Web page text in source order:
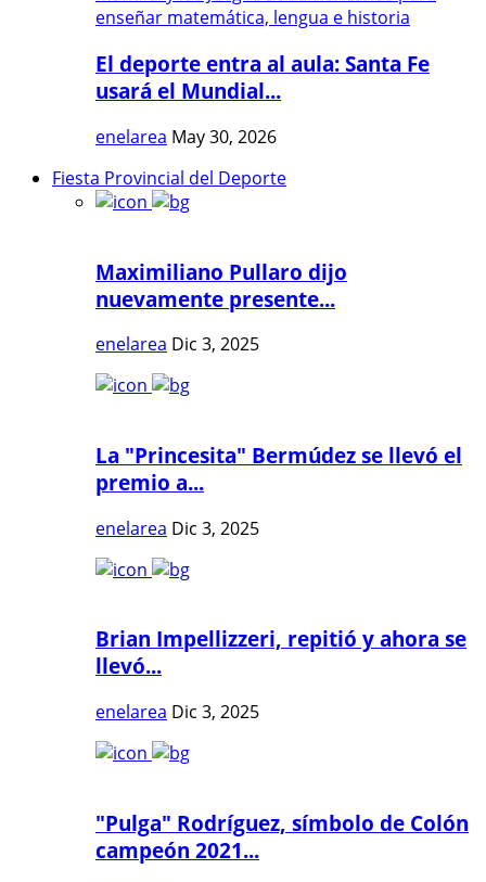
El deporte entra al aula: Santa Fe
usará el Mundial...
enelarea May 30, 2026
Fiesta Provincial del Deporte
Maximiliano Pullaro dijo
nuevamente presente...
enelarea Dic 3, 2025
La "Princesita" Bermúdez se llevó el
premio a...
enelarea Dic 3, 2025
Brian Impellizzeri, repitió y ahora se
llevó...
enelarea Dic 3, 2025
"Pulga" Rodríguez, símbolo de Colón
campeón 2021...